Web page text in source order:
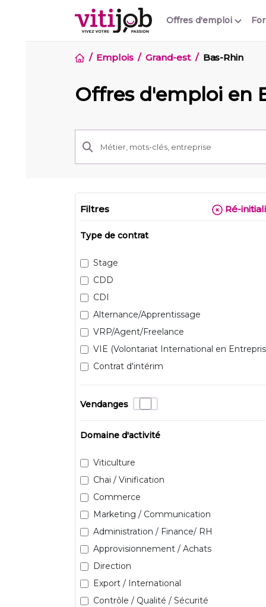
Offres d'emploi
Emplois Grand-est Bas-Rhin
Offres d'emploi en
Filtres Ré-
Type de contrat
Stage
CDD
CDI
Alternance/Apprentissage
VRP/Agent/Freelance
VIE (Volontariat International en
Contrat d'intérim
Vendanges
Domaine d'activité
Viticulture
Chai / Vinification
Commerce
Marketing / Communication
Administration / Finance/ RH
Approvisionnement / Achats
Direction
Export / International
Contrôle / Qualité / Sécurité